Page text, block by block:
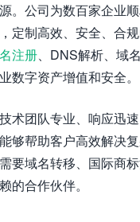
。公司为数百家企业
定制高效、安全、合
注册、DNS解析、域
数字资产增值和安全。
术团队专业、响应迅
够帮助客户高效解决
要域名转移、国际商
的合作伙伴。